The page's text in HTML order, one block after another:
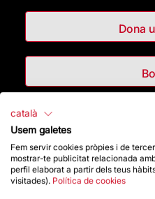
Dona
Destacats
La Fundació
Preguntes freqüents
català
Usem galetes
Fem servir cookies pròpies i de
mostrar-te publicitat relacionada
perfil elaborat a partir dels teus
visitades). Política de cookies